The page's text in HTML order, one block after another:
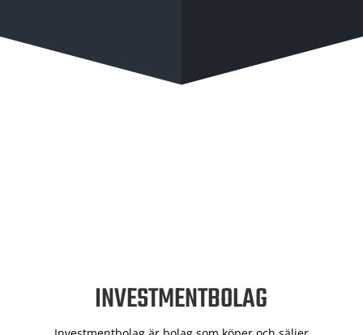
INVESTMENTBOLAG